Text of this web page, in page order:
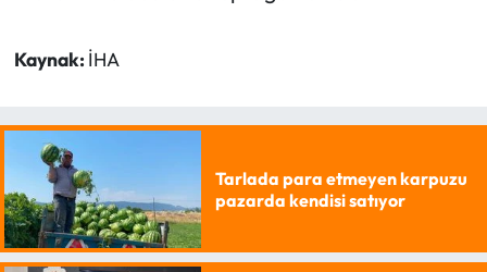
Kaynak: İHA
Tarlada para etmeyen karpuzu
pazarda kendisi satıyor